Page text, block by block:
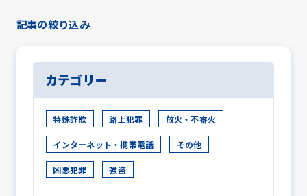
記事の絞り込み
カテゴリー
特殊詐欺 路上犯罪 放火・不審火
インターネット・携帯電話 その他
凶悪犯罪 強盗